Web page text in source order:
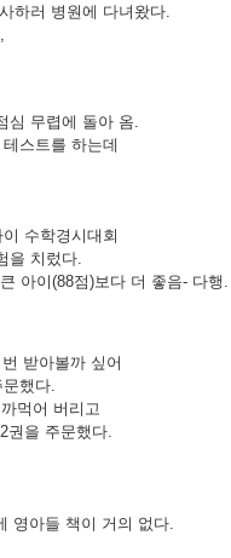
하러 병원에 다녀왔다.
심 무렵에 돌아 옴.
스트를 하는데
수학경시대회
을 치렀다.
아이(88점)보다 더 좋음- 다
받아볼까 싶어
했다.
먹어 버리고
권을 주문했다.
영아들 책이 거의 없다.